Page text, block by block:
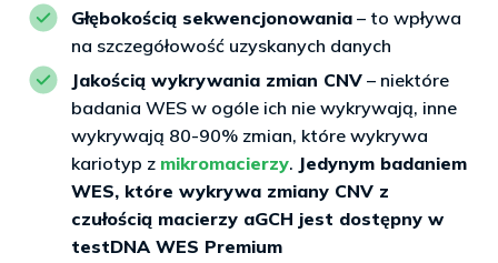
Głębokością sekwencjonowania – to wpływa
na szczegółowość uzyskanych danych
Jakością wykrywania zmian CNV – niektóre
badania WES w ogóle ich nie wykrywają, inne
wykrywają 80-90% zmian, które wykrywa
kariotyp z mikromacierzy. Jedynym badaniem
WES, które wykrywa zmiany CNV z
czułością macierzy aGCH jest dostępny w
testDNA WES Premium